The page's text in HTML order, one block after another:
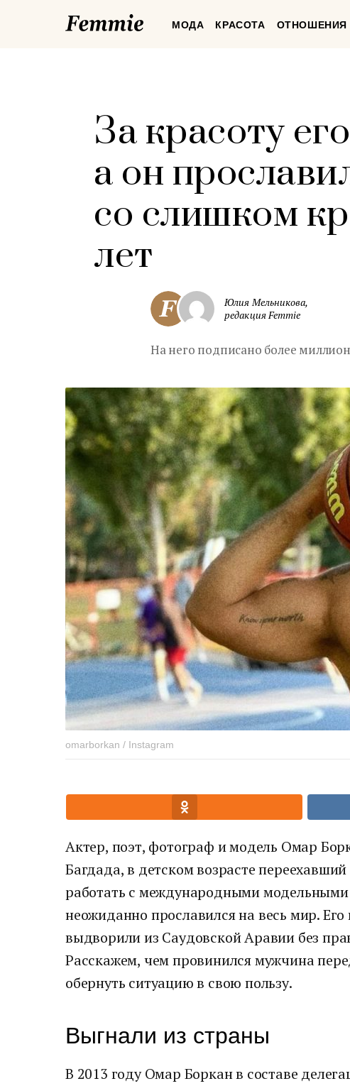
FemmieМОДА КРАСОТА ОТНОШЕНИЯ
За красоту
а он
со слишком
лет
Юлия Мельникова,
редакция Femmie
На него подписано более
omarborkan / Instagram
Актер, поэт, фотограф и модель Омар
Багдада, в детском возрасте
работать с международными модельными
неожиданно прославился на весь мир. Его
выдворили из Саудовской Аравии без
Расскажем, чем провинился мужчина
обернуть ситуацию в свою пользу.
Выгнали из страны
В 2013 году Омар Боркан в составе